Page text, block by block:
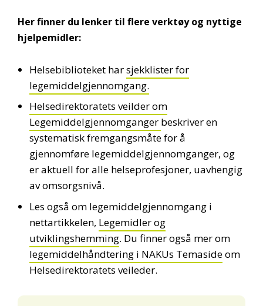
Her finner du lenker til flere verktøy og nyttige
hjelpemidler:
Helsebiblioteket harsjekklister for
legemiddelgjennomgang.
Helsedirektoratets veilder om
Legemiddelgjennomganger beskriver en
systematisk fremgangsmåte for å
gjennomføre legemiddelgjennomganger, og
er aktuell for alle helseprofesjoner, uavhengig
av omsorgsnivå.
Les også om legemiddelgjennomgang i
nettartikkelen, Legemidler og
utviklingshemming. Du finner også mer om
legemiddelhåndtering i NAKUs Temasideom
Helsedirektoratets veileder.